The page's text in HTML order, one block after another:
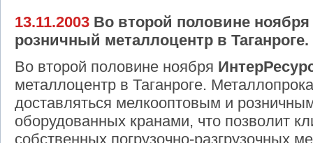
13.11.2003 Во второй половине
розничный металлоцентр в Таганроге.
Во второй половине ноября
металлоцентр в Таганроге.
доставляться мелкооптовым и
оборудованных кранами, что позволит
собственных погрузочно-разгрузочных